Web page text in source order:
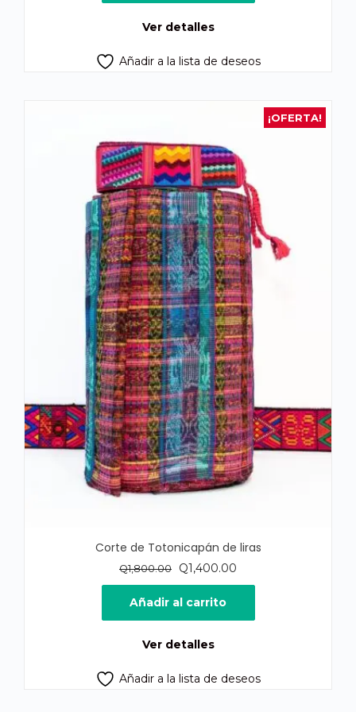
Ver detalles
Añadir a la lista de deseos
¡OFERTA!
Corte de Totonicapán de liras
Q1,800.00
El
precio
original
era:
Q1,400.00
precio
es:
Añadir al carrito
Ver detalles
Añadir a la lista de deseos